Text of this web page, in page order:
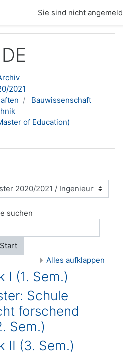
Sie sind nicht
2021
Bauwissenschaft
of Education)
suchen
Start
Alles aufklappen
I (1. Sem.)
Schule
forschend
Sem.)
II (3. Sem.)